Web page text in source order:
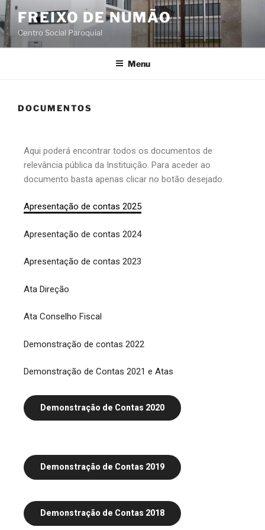
FREIXO DE NUMÃO
Centro Social Paroquial
Menu
DOCUMENTOS
Aqui poderá encontrar todos os documentos de
relevância pública da Instituição. Para aceder ao
documento basta apenas clicar no botão desejado.
Apresentação de contas 2025
Apresentação de contas 2024
Apresentação de contas 2023
Ata Direção
Ata Conselho Fiscal
Demonstração de contas 2022
Demonstração de Contas 2021 e Atas
Demonstração de Contas 2020
Demonstração de Contas 2019
Demonstração de Contas 2018